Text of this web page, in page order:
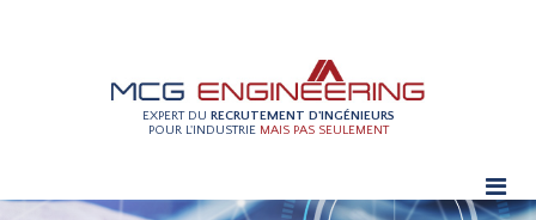
EXPERT DU RECRUTEMENT D'INGÉNIEURS
POUR L'INDUSTRIE MAIS PAS SEULEMENT